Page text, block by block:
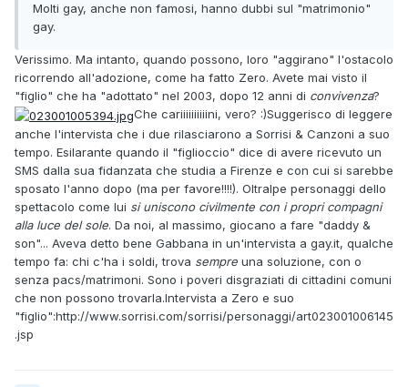
Molti gay, anche non famosi, hanno dubbi sul "matrimonio"
gay.
Verissimo. Ma intanto, quando possono, loro "aggirano" l'ostacolo
ricorrendo all'adozione, come ha fatto Zero. Avete mai visto il
"figlio" che ha "adottato" nel 2003, dopo 12 anni di convivenza?
Che cariiiiiiiiiini, vero? :)Suggerisco di leggere
anche l'intervista che i due rilasciarono a Sorrisi & Canzoni a suo
tempo. Esilarante quando il "figlioccio" dice di avere ricevuto un
SMS dalla sua fidanzata che studia a Firenze e con cui si sarebbe
sposato l'anno dopo (ma per favore!!!!). Oltralpe personaggi dello
spettacolo come lui si uniscono civilmente con i propri compagni
alla luce del sole. Da noi, al massimo, giocano a fare "daddy &
son"... Aveva detto bene Gabbana in un'intervista a gay.it, qualche
tempo fa: chi c'ha i soldi, trova sempre una soluzione, con o
senza pacs/matrimoni. Sono i poveri disgraziati di cittadini comuni
che non possono trovarla.Intervista a Zero e suo
"figlio":http://www.sorrisi.com/sorrisi/personaggi/art023001006145
.jsp